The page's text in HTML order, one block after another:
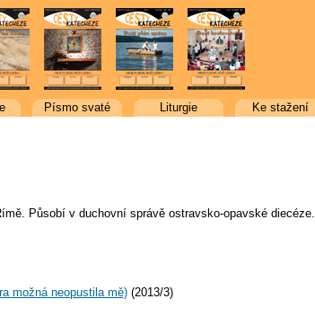
Písmo svaté Liturgie Ke stažení
Působí v duchovní správě ostravsko-opavské diecéze.
možná neopustila mě) (2013/3)